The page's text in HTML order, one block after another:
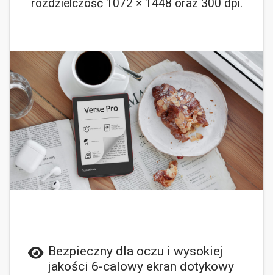
rozdzielczość 1072 × 1448 oraz 300 dpi.
Bezpieczny dla oczu i wysokiej
jakości 6-calowy ekran dotykowy